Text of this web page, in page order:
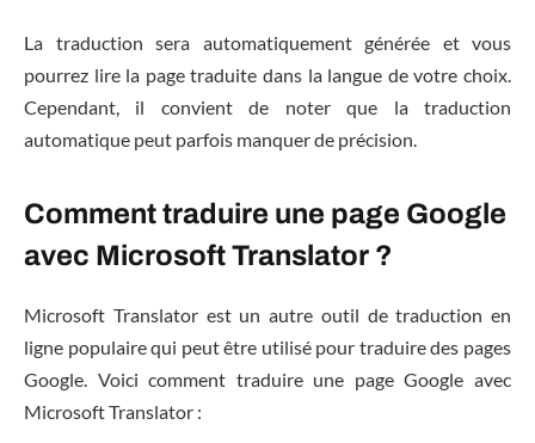
La traduction sera automatiquement générée et vous
pourrez lire la page traduite dans la langue de votre choix.
Cependant, il convient de noter que la traduction
automatique peut parfois manquer de précision.
Comment traduire une page Google
avec Microsoft Translator ?
Microsoft Translator est un autre outil de traduction en
ligne populaire qui peut être utilisé pour traduire des pages
Google. Voici comment traduire une page Google avec
Microsoft Translator :